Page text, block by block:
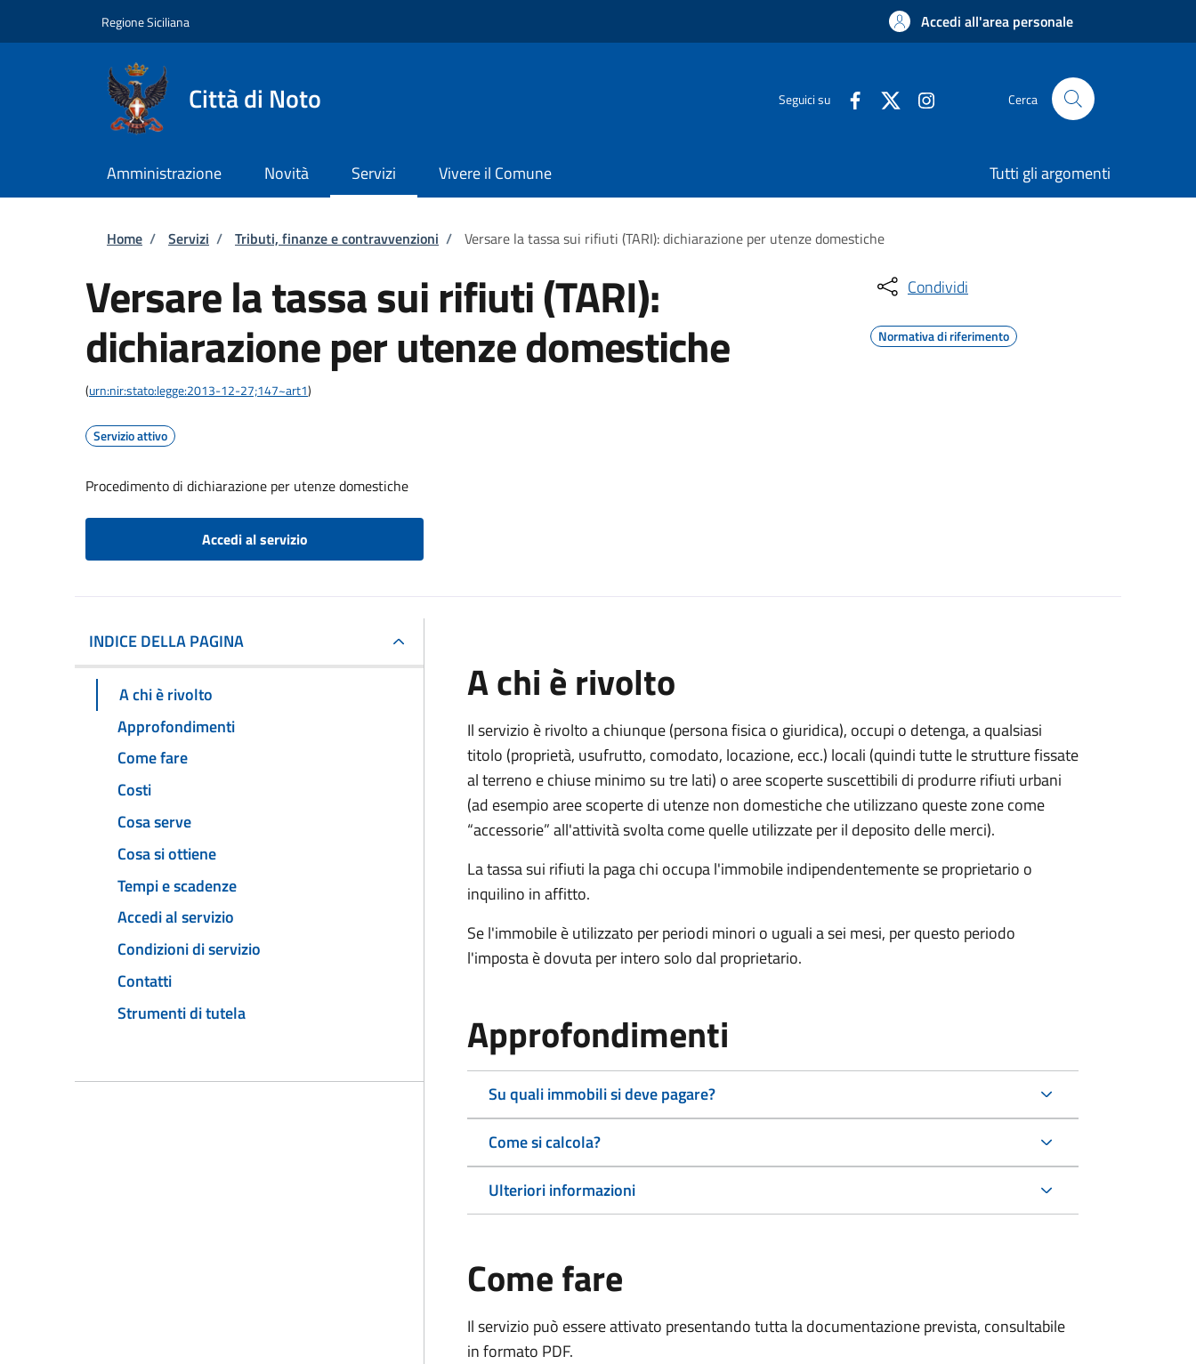
Regione Siciliana Accedi all'area personale
Città di Noto Seguici su Cerca
Amministrazione Novità Servizi Vivere il Comune Tutti gli argomenti
Briciole di pane
Home / Servizi / Tributi, finanze e contravvenzioni / Versare la tassa sui rifiuti (TARI): dichiarazione per utenze domestiche
Versare la tassa sui rifiuti (TARI):
dichiarazione per utenze domestiche
(urn:nir:stato:legge:2013-12-27;147~art1)
Servizio attivo
Procedimento di dichiarazione per utenze domestiche
Accedi al servizio
Condividi
Normativa di riferimento
INDICE DELLA PAGINA
A chi è rivolto
Approfondimenti
Come fare
Costi
Cosa serve
Cosa si ottiene
Tempi e scadenze
Accedi al servizio
Condizioni di servizio
Contatti
Strumenti di tutela
A chi è rivolto
Il servizio è rivolto a chiunque (persona fisica o giuridica), occupi o detenga, a qualsiasi
titolo (proprietà, usufrutto, comodato, locazione, ecc.) locali (quindi tutte le strutture fissate
al terreno e chiuse minimo su tre lati) o aree scoperte suscettibili di produrre rifiuti urbani
(ad esempio aree scoperte di utenze non domestiche che utilizzano queste zone come
“accessorie” all'attività svolta come quelle utilizzate per il deposito delle merci).
La tassa sui rifiuti la paga chi occupa l'immobile indipendentemente se proprietario o
inquilino in affitto.
Se l'immobile è utilizzato per periodi minori o uguali a sei mesi, per questo periodo
l'imposta è dovuta per intero solo dal proprietario.
Approfondimenti
Su quali immobili si deve pagare?
Come si calcola?
Ulteriori informazioni
Come fare
Il servizio può essere attivato presentando tutta la documentazione prevista, consultabile
in formato PDF.